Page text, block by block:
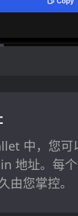
中，您可
地址。每
由您掌控。